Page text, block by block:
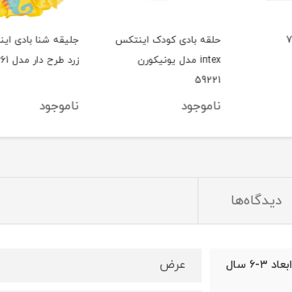
حلقه بادی کودک اینتکس
intex مدل یونیکورن
جلیقه شنا بادی اینتکس
زرد طرح دار مدل 59661
ناموجود
دیدگاه‌ها
ابعاد ۳-۶ سال عرض